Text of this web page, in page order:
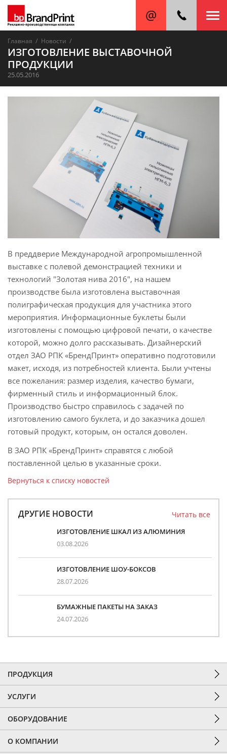
Главная / Новости /
ИЗГОТОВЛЕНИЕ ВЫСТАВОЧНОЙ
ПРОДУКЦИИ
25.05.2016
В преддверие Международной агропромышленной
выставке с полевой демонстрацией техники и
технологий "Золотая нива 2016", на нашем
производстве была изготовлена выставочная
полиграфическая продукция для участника этого
мероприятия. Информационные буклеты были
изготовлены с помощью цифровой печати, о качестве
которой, можно долго рассказывать. Дизайнерский
отдел ЗАО РПК «БрендПринт» оперативно подготовили
макет, исходя, из потребностей клиента. Были учтены
все пожелания: размер изделия, качество бумаги,
фирменный стиль и информационный блок.
Производство быстро справилось с задачей по
изготовлению самого буклета, и до заказчика дошел
готовый продукт, которым, он остался доволен.
В ЗАО РПК «БрендПринт» справятся с любой
поставленной целью в указанные сроки.
Вернуться к списку новостей
ДРУГИЕ НОВОСТИ Читать все
ИЗГОТОВЛЕНИЕ ШКАЛ ИЗ АЛЮМИНИЯ
03.08.2026
ИЗГОТОВЛЕНИЕ ШОУ-БОКСОВ
28.07.2026
БУМАЖНЫЕ ПАКЕТЫ НА ЗАКАЗ
24.07.2026
ПРОДУКЦИЯ
УСЛУГИ
ОБОРУДОВАНИЕ
О КОМПАНИИ